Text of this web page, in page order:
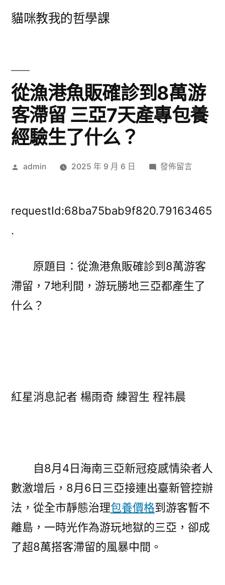
貓咪教我的哲學課
從漁港魚販確診到8萬游
客滯留 三亞7天產專包養
經驗生了什么？
作
admin 2025 年 9 月 6 日
在
港
診
到
8
亞
包
養
經
驗
了
發佈留言
requestId:68ba75bab9f820.79163465
.
原題目：從漁港魚販確診到8萬游客
滯留，7地利間，游玩勝地三亞都產生了
什么？
紅星消息記者 楊雨奇 練習生 程祎晨
自8月4日海南三亞新冠疫感情染者人
數激增后，8月6日三亞接連出臺新管控辦
法，從全市靜態治理包養價格到游客暫不
離島，一時光作為游玩地獄的三亞，卻成
了超8萬搭客滯留的風暴中間。